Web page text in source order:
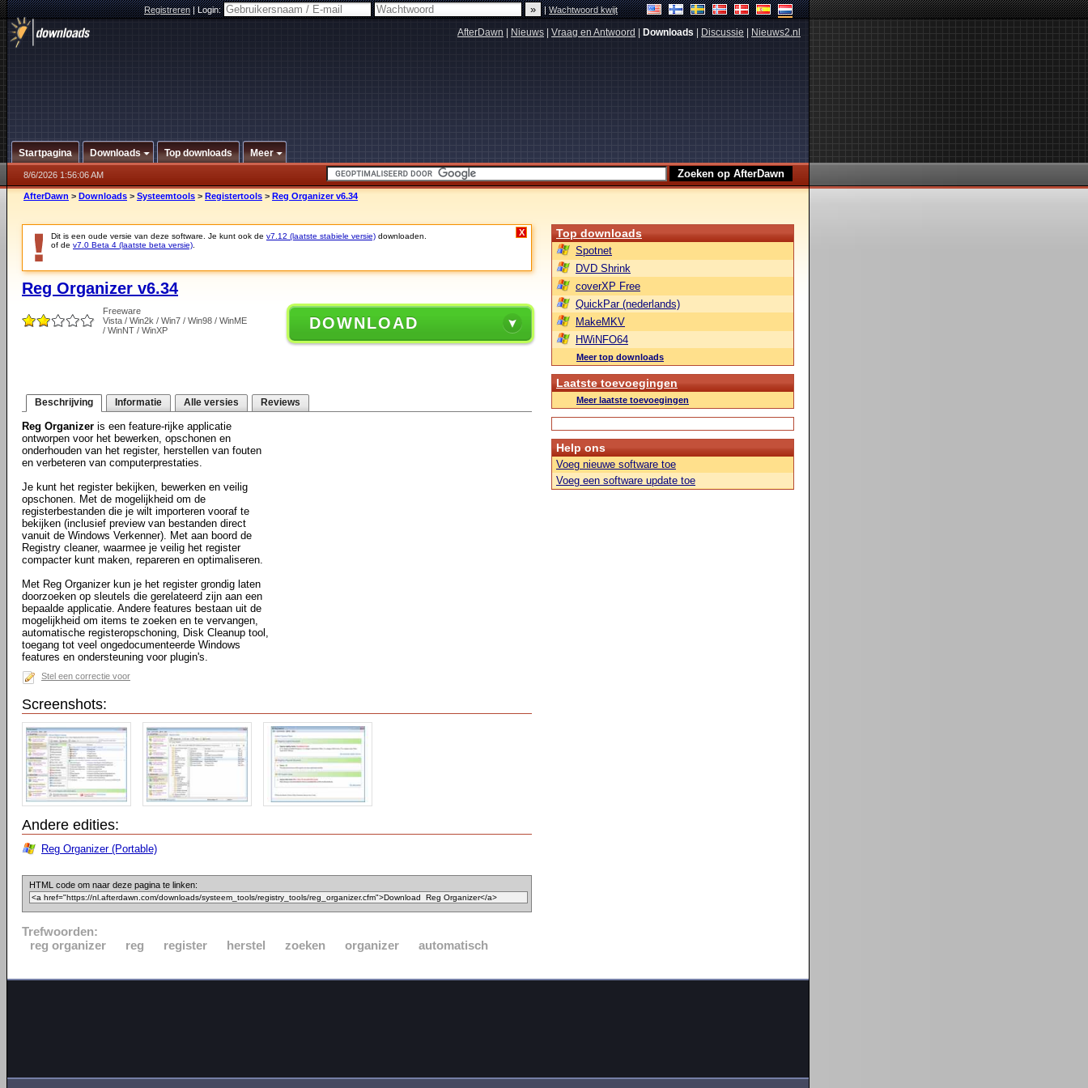
Registreren|Login: |Wachtwoord kwijt
AfterDawn Nieuws Vraag en Antwoord Downloads Discussie Nieuws2.nl
Startpagina Downloads Top downloads Meer
8/6/2026 1:56:06 AM
AfterDawn > Downloads > Systeemtools > Registertools > Reg Organizer v6.34
Dit is een oude versie van deze software. Je kunt ook de v7.12 (laatste stabiele versie) downloaden.
of de v7.0 Beta 4 (laatste beta versie)
X
Reg Organizer v6.34
Freeware
Vista / Win2k / Win7 / Win98 / WinME
/ WinNT / WinXP
DOWNLOAD
Beschrijving Informatie Alle versies Reviews
Reg Organizer is een feature-rijke applicatie
ontworpen voor het bewerken, opschonen en
onderhouden van het register, herstellen van fouten
en verbeteren van computerprestaties.
Je kunt het register bekijken, bewerken en veilig
opschonen. Met de mogelijkheid om de
registerbestanden die je wilt importeren vooraf te
bekijken (inclusief preview van bestanden direct
vanuit de Windows Verkenner). Met aan boord de
Registry cleaner, waarmee je veilig het register
compacter kunt maken, repareren en optimaliseren.
Met Reg Organizer kun je het register grondig laten
doorzoeken op sleutels die gerelateerd zijn aan een
bepaalde applicatie. Andere features bestaan uit de
mogelijkheid om items te zoeken en te vervangen,
automatische registeropschoning, Disk Cleanup tool,
toegang tot veel ongedocumenteerde Windows
features en ondersteuning voor plugin's.
Stel een correctie voor
Screenshots:
Andere edities:
Reg Organizer (Portable)
HTML code om naar deze pagina te linken:
Trefwoorden:
reg organizer
reg register herstel zoeken organizer automatisch
Top downloads
Spotnet
DVD Shrink
coverXP Free
QuickPar (nederlands)
MakeMKV
HWiNFO64
Meer top downloads
Laatste toevoegingen
Meer laatste toevoegingen
Help ons
Voeg nieuwe software toe
Voeg een software update toe